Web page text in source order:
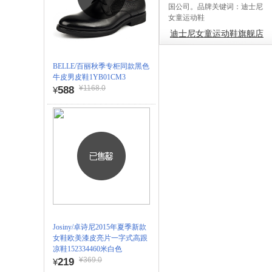
BELLE/百丽秋季专柜同款黑色
牛皮男皮鞋1YB01CM3
¥588 ¥1168.0
Josiny/卓诗尼2015年夏季新款
女鞋欧美漆皮亮片一字式高跟
凉鞋152334460米白色
¥219 ¥369.0
国公司。品牌关键词：迪士尼
女童运动鞋
迪士尼女童运动鞋旗舰店